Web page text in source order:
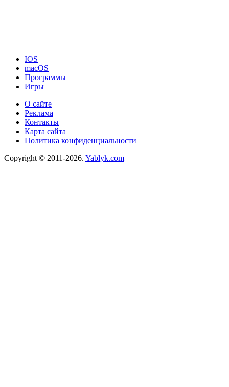
IOS
macOS
Программы
Игры
О сайте
Реклама
Контакты
Карта сайта
Политика конфиденциальности
Copyright © 2011-2026. Yablyk.сom